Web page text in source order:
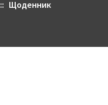
:: Щоденник